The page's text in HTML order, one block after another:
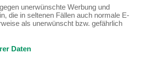
unerwünschte Werbung und
die in seltenen Fällen auch normale E-
als unerwünscht bzw. gefährlich
Daten